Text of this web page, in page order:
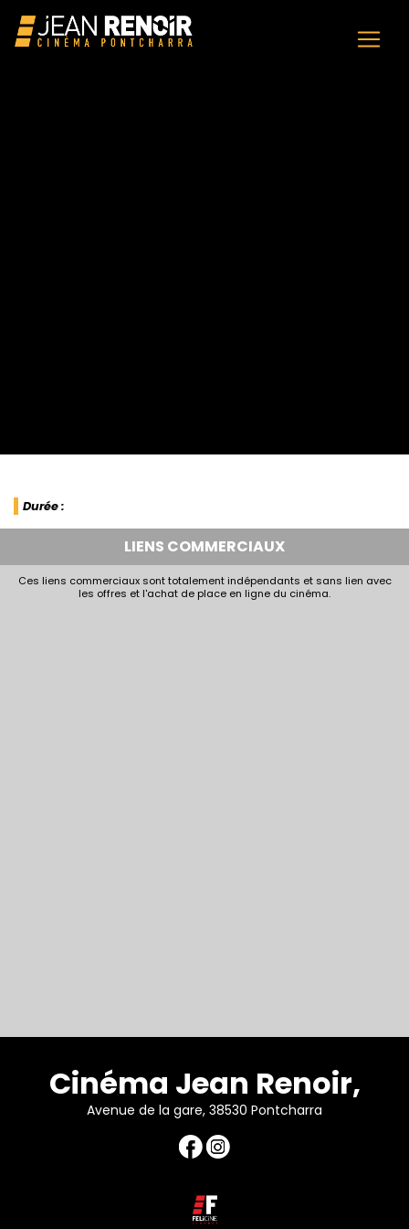
Durée :
LIENS COMMERCIAUX
Ces liens commerciaux sont totalement indépendants et sans lien avec
les offres et l'achat de place en ligne du cinéma.
Cinéma Jean Renoir,
Avenue de la gare, 38530 Pontcharra